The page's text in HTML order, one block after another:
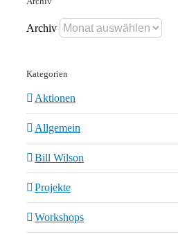
Archiv
Kategorien
Aktionen
Allgemein
Bill Wilson
Projekte
Workshops